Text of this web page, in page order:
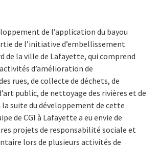
de l’application du bayou
de l’initiative d’embellissement
de la ville de Lafayette, qui comprend
d’amélioration de
rues, de collecte de déchets, de
public, de nettoyage des rivières et de
suite du développement de cette
de CGI à Lafayette a eu envie de
projets de responsabilité sociale et
lors de plusieurs activités de